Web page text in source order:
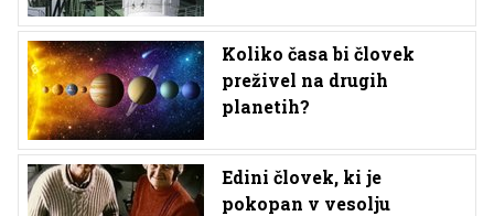
Koliko časa bi človek
preživel na drugih
planetih?
Edini človek, ki je
pokopan v vesolju